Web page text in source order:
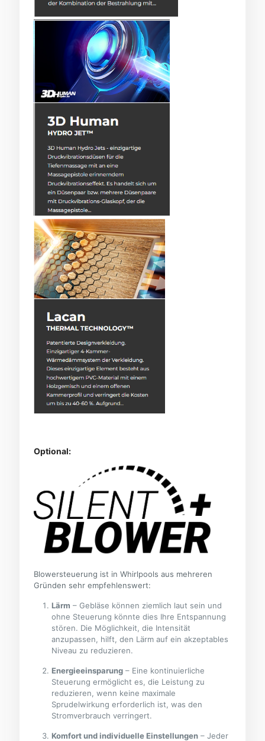
Optional:
Blowersteuerung ist in Whirlpools aus mehreren
Gründen sehr empfehlenswert:
Lärm – Gebläse können ziemlich laut sein und
ohne Steuerung könnte dies Ihre Entspannung
stören. Die Möglichkeit, die Intensität
anzupassen, hilft, den Lärm auf ein akzeptables
Niveau zu reduzieren.
Energieeinsparung – Eine kontinuierliche
Steuerung ermöglicht es, die Leistung zu
reduzieren, wenn keine maximale
Sprudelwirkung erforderlich ist, was den
Stromverbrauch verringert.
Komfort und individuelle Einstellungen – Jeder